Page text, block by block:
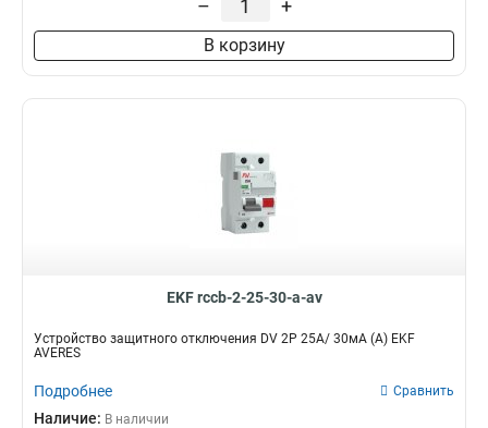
– +
В корзину
EKF rccb-2-25-30-a-av
Устройство защитного отключения DV 2P 25А/ 30мА (A) EKF
AVERES
Подробнее Сравнить
Наличие: В наличии